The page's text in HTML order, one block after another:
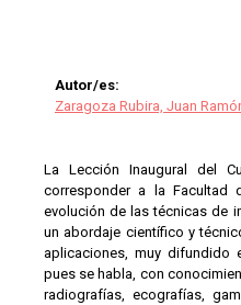
Autor/es:
Zaragoza Rubira, Juan
La Lección Inaugural del
corresponder a la Facultad
evolución de las técnicas de
un abordaje científico y
aplicaciones, muy difundido
pues se habla, con
radiografías, ecografías,